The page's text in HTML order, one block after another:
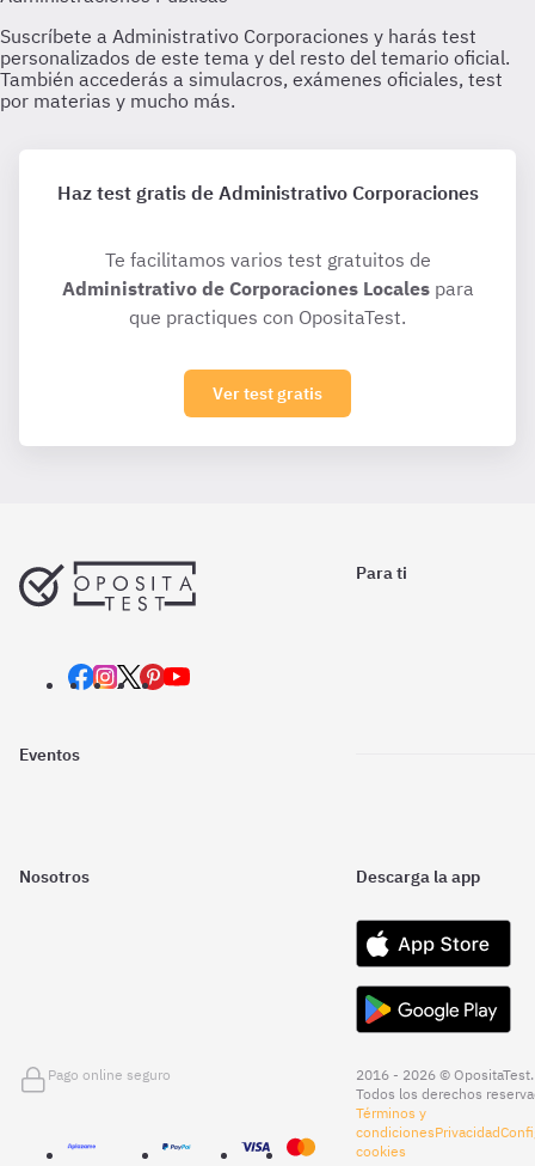
Haz test gratis de Administrativo Corporaciones
Te facilitamos varios test gratuitos de
Administrativo de Corporaciones Localespara
que practiques con OpositaTest.
Ver test gratis
Para ti
Eventos
Nosotros Descarga la app
Pago online seguro
2016 - 2026 © OpositaTest.
Todos los derechos
Términos y
condicionesPrivacidad
cookies